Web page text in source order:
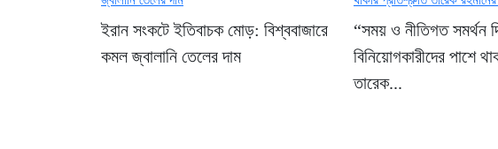
ইরান সংকটে ইতিবাচক মোড়: বিশ্ববাজারে
কমল জ্বালানি তেলের দাম
“সময় ও নীতিগত সমর্থন
বিনিয়োগকারীদের পাশে
তারেক...